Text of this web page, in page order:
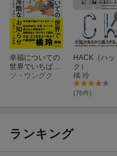
幸福についての
世界でいちばん
冷酷なお知らせ
ソ・ウングク
HACK（ハッ
ク）
橘 玲
(76件)
ランキング